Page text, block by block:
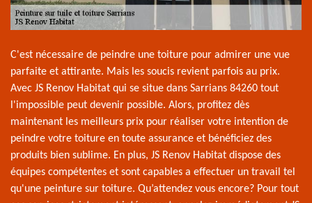
C'est nécessaire de peindre une toiture pour admirer une vue
parfaite et attirante. Mais les soucis revient parfois au prix.
Avec JS Renov Habitat qui se situe dans Sarrians 84260 tout
l'impossible peut devenir possible. Alors, profitez dès
maintenant les meilleurs prix pour réaliser votre intention de
peindre votre toiture en toute assurance et bénéficiez des
produits bien sublime. En plus, JS Renov Habitat dispose des
équipes compétentes et sont capables a effectuer un travail tel
qu'une peinture sur toiture. Qu’attendez vous encore? Pour tout